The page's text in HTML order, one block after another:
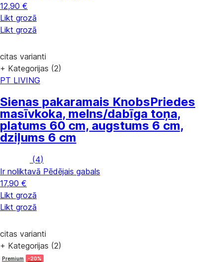
12,90 €
Likt grozā
Likt grozā
citas varianti
+ Kategorijas (2)
PT LIVING
Sienas pakaramais KnobsPriedes
masīvkoka, melns/dabīga toņa,
platums 60 cm, augstums 6 cm,
dziļums 6 cm
(4)
Ir noliktavā Pēdējais gabals
17,90 €
Likt grozā
Likt grozā
citas varianti
+ Kategorijas (2)
Premium -20%